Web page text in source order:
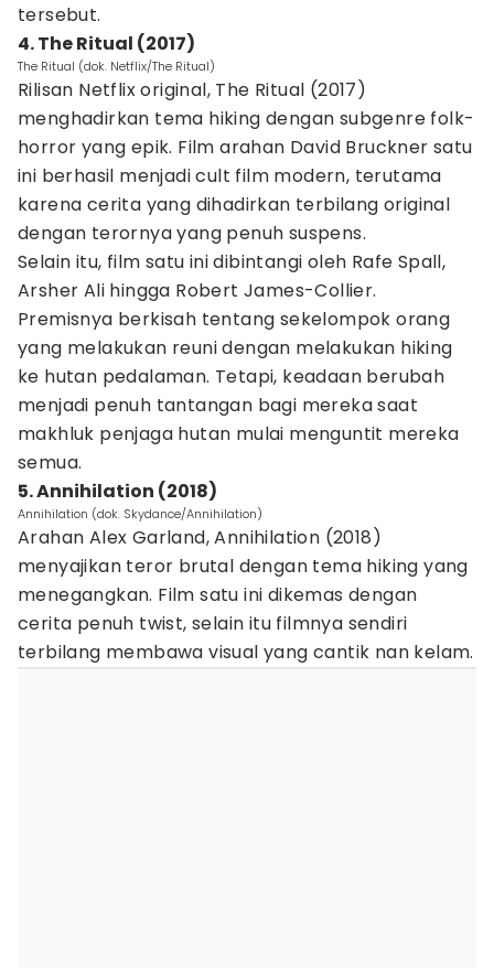
tersebut.
4. The Ritual (2017)
The Ritual (dok. Netflix/The Ritual)
Rilisan Netflix original, The Ritual (2017)
menghadirkan tema hiking dengan subgenre folk-
horror yang epik. Film arahan David Bruckner satu
ini berhasil menjadi cult film modern, terutama
karena cerita yang dihadirkan terbilang original
dengan terornya yang penuh suspens.
Selain itu, film satu ini dibintangi oleh Rafe Spall,
Arsher Ali hingga Robert James-Collier.
Premisnya berkisah tentang sekelompok orang
yang melakukan reuni dengan melakukan hiking
ke hutan pedalaman. Tetapi, keadaan berubah
menjadi penuh tantangan bagi mereka saat
makhluk penjaga hutan mulai menguntit mereka
semua.
5. Annihilation (2018)
Annihilation (dok. Skydance/Annihilation)
Arahan Alex Garland, Annihilation (2018)
menyajikan teror brutal dengan tema hiking yang
menegangkan. Film satu ini dikemas dengan
cerita penuh twist, selain itu filmnya sendiri
terbilang membawa visual yang cantik nan kelam.